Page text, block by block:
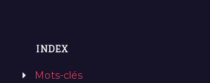
INDEX
Mots-clés